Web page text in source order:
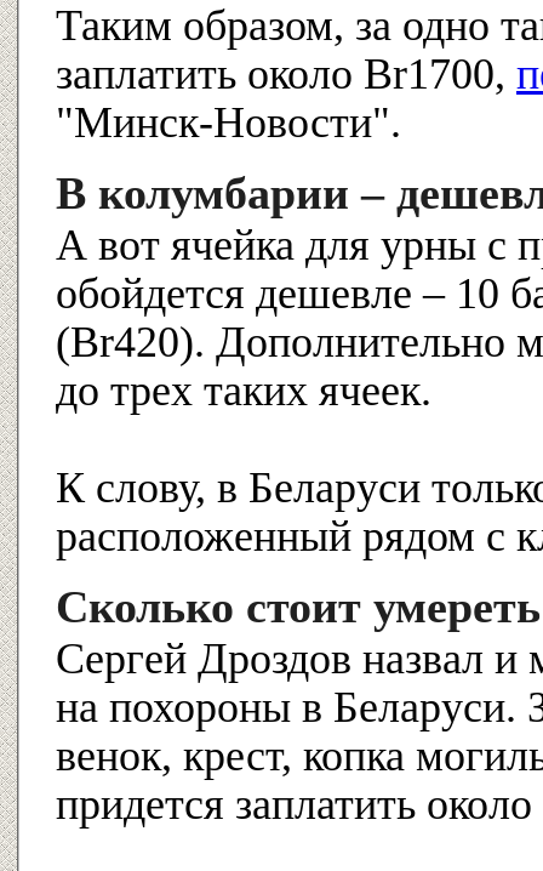
Таким образом, за одно
заплатить около Br1700,
"Минск-Новости".
В колумбарии –
А вот ячейка для урны с
обойдется дешевле – 10
(Br420). Дополнительно
до трех таких ячеек.
К слову, в Беларуси
расположенный рядом с
Сколько стоит
Сергей Дроздов назвал
на похороны в Беларуси.
венок, крест, копка
придется заплатить